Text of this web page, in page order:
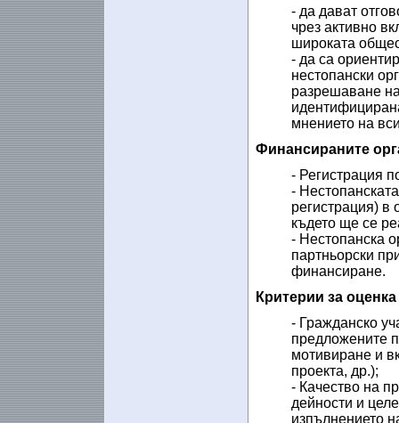
- да дават
чрез активно
широката
- да са
нестопански
разрешаване
мнението на
Финансираните
- Регистрация
-
регистрация) в
където ще се
- Нестопанска
партньорски
финансиране.
Критерии за
- Гражданско
предложените
мотивиране и
проекта, др.);
- Качество на
дейности и
изпълнението